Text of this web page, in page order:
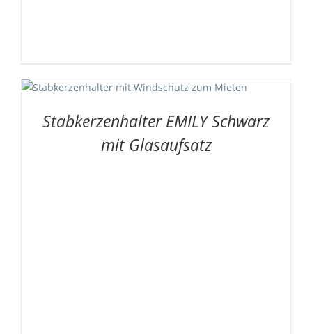
Stabkerzenhalter EMILY Schwarz
mit Glasaufsatz